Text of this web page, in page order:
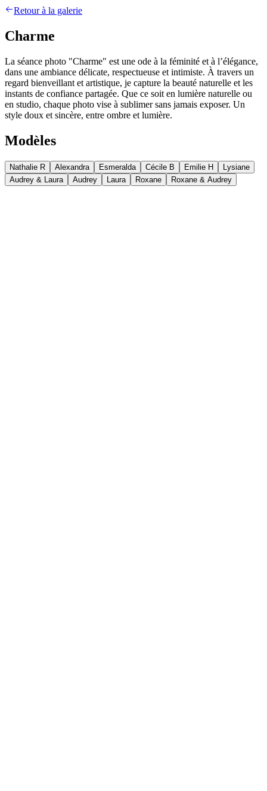
Retour à la galerie
Charme
La séance photo "Charme" est une ode à la féminité et à l’élégance,
dans une ambiance délicate, respectueuse et intimiste. À travers un
regard bienveillant et artistique, je capture la beauté naturelle et les
instants de confiance partagée. Que ce soit en lumière naturelle ou
en studio, chaque photo vise à sublimer sans jamais exposer. Un
style doux et sincère, entre ombre et lumière.
Modèles
Nathalie R Alexandra Esmeralda Cécile B Emilie H
Lysiane
Audrey & Laura
Audrey Laura Roxane Roxane & Audrey